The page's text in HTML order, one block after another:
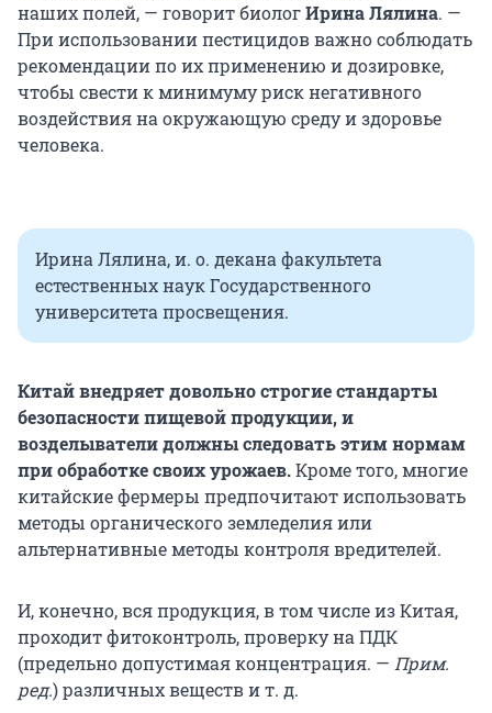
наших полей, — говорит биологИрина Лялина. —
При использовании пестицидов важно соблюдать
рекомендации по их применению и дозировке,
чтобы свести к минимуму риск негативного
воздействия на окружающую среду и здоровье
человека.
Ирина Лялина, и. о. декана факультета
естественных наук Государственного
университета просвещения.
Китай внедряет довольно строгие стандарты
безопасности пищевой продукции, и
возделыватели должны следовать этим нормам
при обработке своих урожаев.Кроме того, многие
китайские фермеры предпочитают использовать
методы органического земледелия или
альтернативные методы контроля вредителей.
И, конечно, вся продукция, в том числе из Китая,
проходит фитоконтроль, проверку на ПДК
(предельно допустимая концентрация. — Прим.
ред.) различных веществ и т. д.